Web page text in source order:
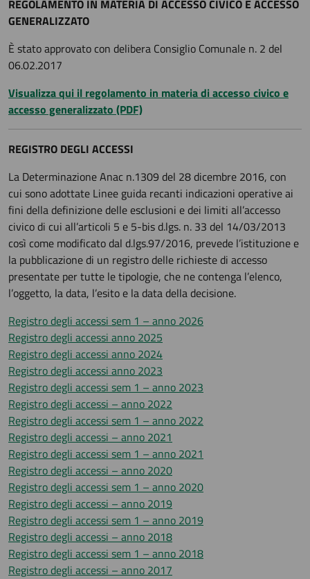
REGOLAMENTO IN MATERIA DI ACCESSO CIVICO E ACCESSO
GENERALIZZATO
È stato approvato con delibera Consiglio Comunale n. 2 del
06.02.2017
Visualizza qui il regolamento in materia di accesso civico e
accesso generalizzato (PDF)
REGISTRO DEGLI ACCESSI
La Determinazione Anac n.1309 del 28 dicembre 2016, con
cui sono adottate Linee guida recanti indicazioni operative ai
fini della definizione delle esclusioni e dei limiti all’accesso
civico di cui all’articoli 5 e 5-bis d.lgs. n. 33 del 14/03/2013
così come modificato dal d.lgs.97/2016, prevede l’istituzione e
la pubblicazione di un registro delle richieste di accesso
presentate per tutte le tipologie, che ne contenga l’elenco,
l’oggetto, la data, l’esito e la data della decisione.
Registro degli accessi sem 1 – anno 2026
Registro degli accessi anno 2025
Registro degli accessi anno 2024
Registro degli accessi anno 2023
Registro degli accessi sem 1 – anno 2023
Registro degli accessi – anno 2022
Registro degli accessi sem 1 – anno 2022
Registro degli accessi – anno 2021
Registro degli accessi sem 1 – anno 2021
Registro degli accessi – anno 2020
Registro degli accessi sem 1 – anno 2020
Registro degli accessi – anno 2019
Registro degli accessi sem 1 – anno 2019
Registro degli accessi – anno 2018
Registro degli accessi sem 1 – anno 2018
Registro degli accessi – anno 2017